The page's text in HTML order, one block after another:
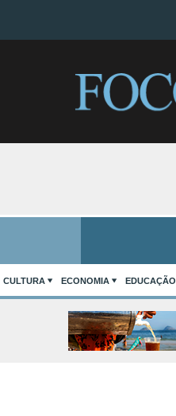
CULTURA ECONOMIA EDUCAÇÃO